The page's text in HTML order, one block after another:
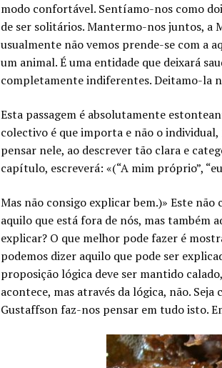
modo confortável. Sentíamo-nos como
de ser solitários. Mantermo-nos juntos, a
usualmente não vemos prende-se com a
um animal. É uma entidade que deixará
completamente indiferentes. Deitamo-la
Esta passagem é absolutamente
colectivo é que importa e não o
pensar nele, ao descrever tão clara e
capítulo, escreverá: «(“A mim próprio”,
Mas não consigo explicar bem.)» Este
aquilo que está fora de nós, mas também
explicar? O que melhor pode fazer é
podemos dizer aquilo que pode ser
proposição lógica deve ser mantido
acontece, mas através da lógica, não.
Gustaffson faz-nos pensar em tudo isto.